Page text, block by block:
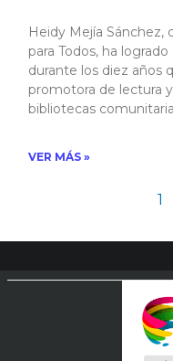
Heidy Mejía Sánchez,
para Todos, ha
durante los diez años
promotora de lectura
bibliotecas
VER MÁS »
1